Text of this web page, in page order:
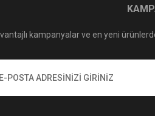
kampanyalar ve en yeni